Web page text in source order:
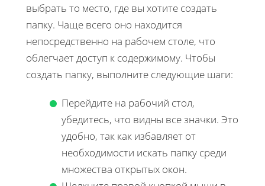
выбрать то место, где вы хотите создать
папку. Чаще всего оно находится
непосредственно на рабочем столе, что
облегчает доступ к содержимому. Чтобы
создать папку, выполните следующие шаги:
Перейдите на рабочий стол,
убедитесь, что видны все значки. Это
удобно, так как избавляет от
необходимости искать папку среди
множества открытых окон.